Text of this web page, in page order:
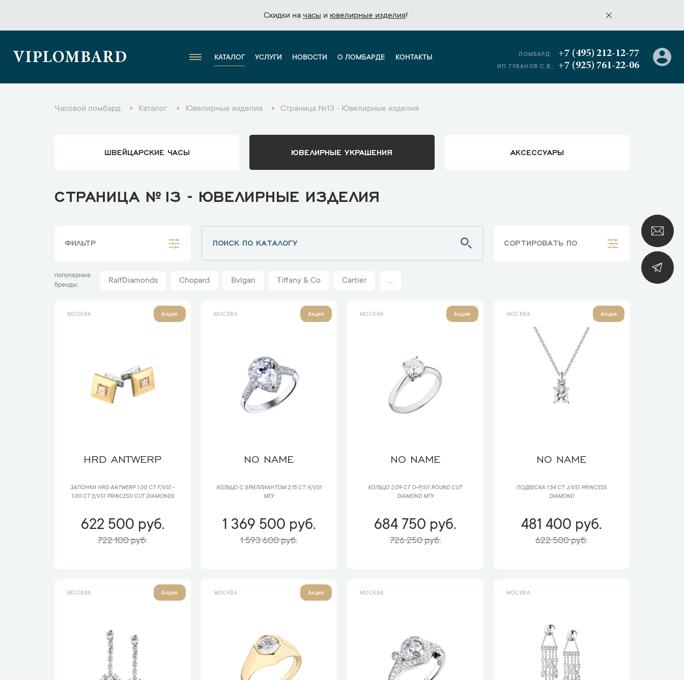
Скидки на часы и ювелирные изделия!
Скидки на часы и ювелирные изделия!
VIPLOMBARD КАТАЛОГ УСЛУГИ НОВОСТИ О ЛОМБАРДЕ КОНТАКТЫ ЛОМБАРД: +7 (495) 212-12-77
ИП ГУБАНОВ С.В.: +7 (925) 761-22-06
Часовой ломбард Каталог Ювелирные изделия Страница №13 - Ювелирные изделия
ШВЕЙЦАРСКИЕ ЧАСЫ ЮВЕЛИРНЫЕ УКРАШЕНИЯ АКСЕССУАРЫ
СТРАНИЦА №13 - ЮВЕЛИРНЫЕ ИЗДЕЛИЯ
ФИЛЬТР СОРТИРОВАТЬ ПО
популярные
бренды
RalfDiamonds Chopard Bvlgari Tiffany & Co Cartier ...
МОСКВА Акция
HRD ANTWERP
ЗАПОНКИ HRD ANTWERP 1.00 CT F/VS1 -
1.00 CT E/VS1 PRINCESS CUT DIAMONDS
622 500 руб.
722 100 руб.
МОСКВА Акция
NO NAME
КОЛЬЦО С БРИЛЛИАНТОМ 2,15 CT H/VS1
МГУ
1 369 500 руб.
1 593 600 руб.
МОСКВА Акция
NO NAME
КОЛЬЦО 2,09 CT O-P/SI1 ROUND CUT
DIAMOND МГУ
684 750 руб.
726 250 руб.
МОСКВА Акция
NO NAME
ПОДВЕСКА 1,54 CT J/VS1 PRINCESS
DIAMOND
481 400 руб.
622 500 руб.
МОСКВА Акция МОСКВА Акция МОСКВА МОСКВА